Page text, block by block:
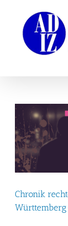
springen
Chronik